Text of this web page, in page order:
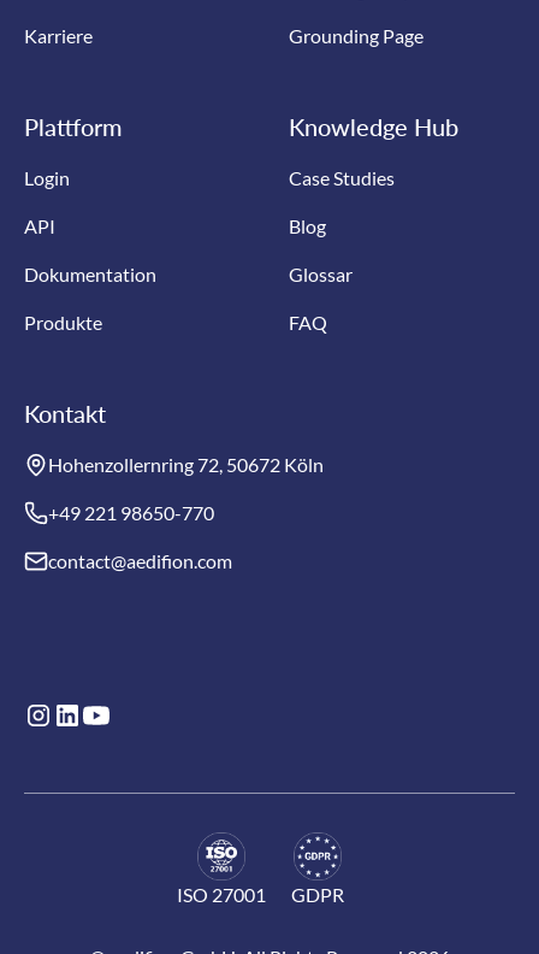
Karriere Grounding Page
Plattform
Login
API
Dokumentation
Produkte
Knowledge Hub
Case Studies
Blog
Glossar
FAQ
Kontakt
Hohenzollernring 72, 50672 Köln
+49 221 98650-770
contact@aedifion.com
ISO 27001 GDPR